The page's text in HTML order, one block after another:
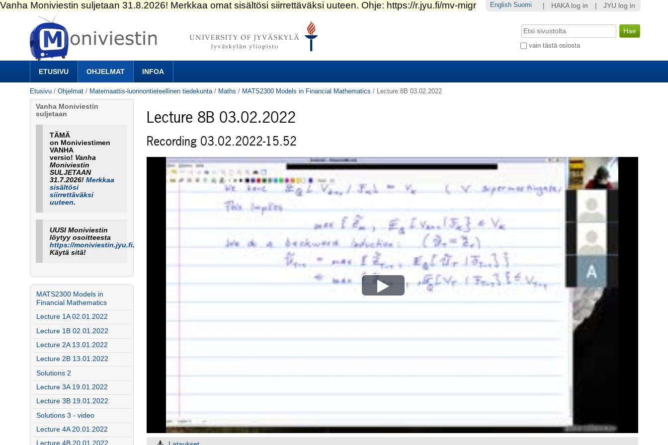
Siirry
sisältöön.
|
Siirry
navigointiin
ETUSIVU OHJELMAT INFOA
Hae
vain tästä osiosta
Laajennettu
Etusivu /Ohjelmat / Matemaattis-luonnontieteellinen tiedekunta / Maths / MATS2300 Models in Financial Mathematics / Lecture 8B 03.02.2022
Lecture 8B 03.02.2022
Recording 03.02.2022-15.52
Play
Video
Vanha Moniviestin
suljetaan
TÄMÄ
on Moniviestimen
VANHA
versio! Vanha
Moniviestin
SULJETAAN
31.7.2026! Merkkaa
sisältösi
siirrettäväksi
uuteen.
UUSI Moniviestin
löytyy osoitteesta
https://moniviestin.jyu.fi.
Käytä sitä!
MATS2300 Models in
Financial Mathematics
Lecture 1A 02.01.2022
Lecture 1B 02.01.2022
Lecture 2A 13.01.2022
Lecture 2B 13.01.2022
Solutions 2
Lecture 3A 19.01.2022
Lecture 3B 19.01.2022
Solutions 3 - video
Lecture 4A 20.01.2022
Lecture 4B 20.01.2022
HAKA log in JYU log in
English Suomi